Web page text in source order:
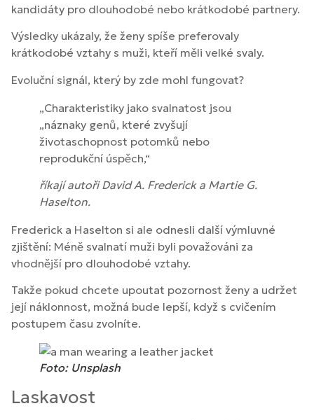
kandidáty pro dlouhodobé nebo krátkodobé partnery.
Výsledky ukázaly, že ženy spíše preferovaly
krátkodobé vztahy s muži, kteří měli velké svaly.
Evoluční signál, který by zde mohl fungovat?
„Charakteristiky jako svalnatost jsou
„náznaky genů, které zvyšují
životaschopnost potomků nebo
reprodukční úspěch,“
říkají autoři David A. Frederick a Martie G.
Haselton.
Frederick a Haselton si ale odnesli další výmluvné
zjištění: Méně svalnatí muži byli považováni za
vhodnější pro dlouhodobé vztahy.
Takže pokud chcete upoutat pozornost ženy a udržet
její náklonnost, možná bude lepší, když s cvičením
postupem času zvolníte.
Foto: Unsplash
Laskavost